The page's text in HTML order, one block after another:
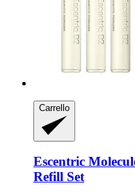
Carrello
Escentric
Refill Set